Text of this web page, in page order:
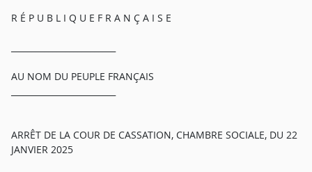
R É P U B L I Q U E F R A N Ç A I S E
AU NOM DU PEUPLE FRANÇAIS
ARRÊT DE LA COUR DE CASSATION, CHAMBRE SOCIALE, DU 22
JANVIER 2025